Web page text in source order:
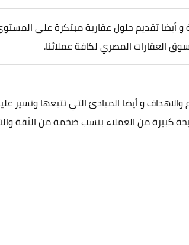
تقديم حلول عقارية مبتكرة على
العقارات المصري لكافة عملائنا.
و أيضا المبادئ التي تتبعها وتسير
من العملاء بنسب ضخمة من الثقة